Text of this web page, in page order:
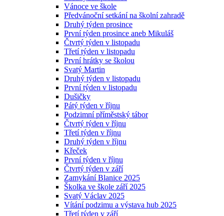
Vánoce ve škole
Předvánoční setkání na školní zahradě
Druhý týden prosince
První týden prosince aneb Mikuláš
Čtvrtý týden v listopadu
Třetí týden v listopadu
První hrátky se školou
Svatý Martin
Druhý týden v listopadu
První týden v listopadu
Dušičky
Pátý týden v říjnu
Podzimní příměstský tábor
Čtvrtý týden v říjnu
Třetí týden v říjnu
Druhý týden v říjnu
Křeček
První týden v říjnu
Čtvrtý týden v září
Zamykání Blanice 2025
Školka ve škole září 2025
Svatý Václav 2025
Vítání podzimu a výstava hub 2025
Třetí týden v září